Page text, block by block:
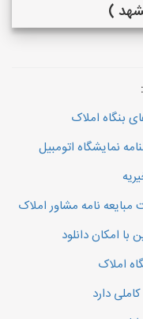
بنگاه املاک
نمایشگاه اتومبیل
مبایعه نامه مشاور املاک
با امکان دانلود
املاک
دارد